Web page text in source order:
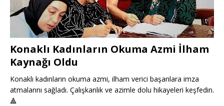
Konaklı Kadınların Okuma Azmi İlham
Kaynağı Oldu
Konaklı kadınların okuma azmi, ilham verici başarılara imza
atmalarını sağladı. Çalışkanlık ve azimle dolu hikayeleri keşfedin.
🔺